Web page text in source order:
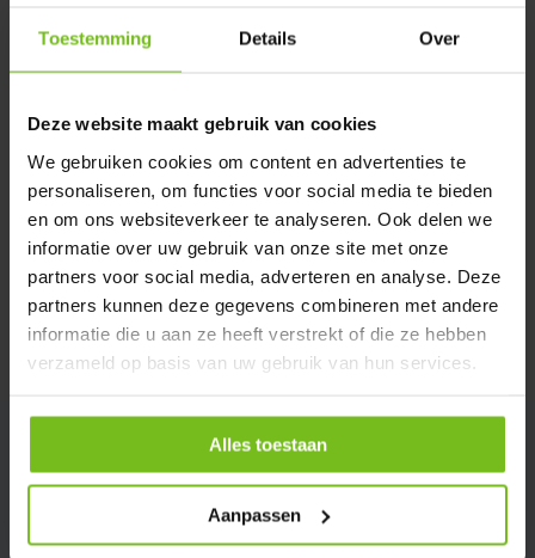
Toestemming Details Over
Deze website maakt gebruik van cookies
We gebruiken cookies om content en advertenties te
personaliseren, om functies voor social media te bieden
en om ons websiteverkeer te analyseren. Ook delen we
informatie over uw gebruik van onze site met onze
partners voor social media, adverteren en analyse. Deze
partners kunnen deze gegevens combineren met andere
informatie die u aan ze heeft verstrekt of die ze hebben
verzameld op basis van uw gebruik van hun services.
Alles toestaan
Aanpassen
Verstuur email
Description du produit
Spécifications
Évaluations
Partager